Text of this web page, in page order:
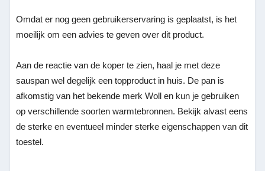
Omdat er nog geen gebruikerservaring is geplaatst, is het
moeilijk om een advies te geven over dit product.
Aan de reactie van de koper te zien, haal je met deze
sauspan wel degelijk een topproduct in huis. De pan is
afkomstig van het bekende merk Woll en kun je gebruiken
op verschillende soorten warmtebronnen. Bekijk alvast eens
de sterke en eventueel minder sterke eigenschappen van dit
toestel.